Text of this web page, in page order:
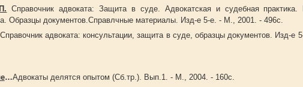
Справочник адвоката: Защита в суде. Адвокатская и судебная практика.
Образцы документов.Справлчные материалы. Изд-е 5-е. - М., 2001. - 496с.
Справочник адвоката: консультации, защита в суде, образцы документов. Изд-е
…Адвокаты делятся опытом (Сб.тр.). Вып.1. - М., 2004. - 160с.